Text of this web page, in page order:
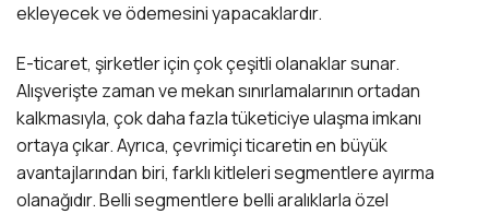
ekleyecek ve ödemesini yapacaklardır.
E-ticaret, şirketler için çok çeşitli olanaklar sunar.
Alışverişte zaman ve mekan sınırlamalarının ortadan
kalkmasıyla, çok daha fazla tüketiciye ulaşma imkanı
ortaya çıkar. Ayrıca, çevrimiçi ticaretin en büyük
avantajlarından biri, farklı kitleleri segmentlere ayırma
olanağıdır. Belli segmentlere belli aralıklarla özel